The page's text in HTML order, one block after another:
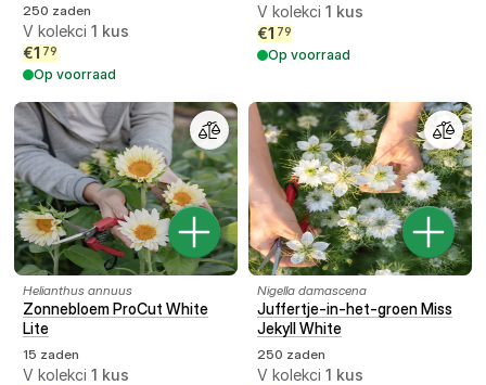
250 zaden
V kolekci 1 kus
€1 79
Op voorraad
V kolekci 1 kus
€1 79
Op voorraad
Helianthus annuus
Zonnebloem ProCut White
Lite
15 zaden
V kolekci 1 kus
Nigella damascena
Juffertje-in-het-groen Miss
Jekyll White
250 zaden
V kolekci 1 kus